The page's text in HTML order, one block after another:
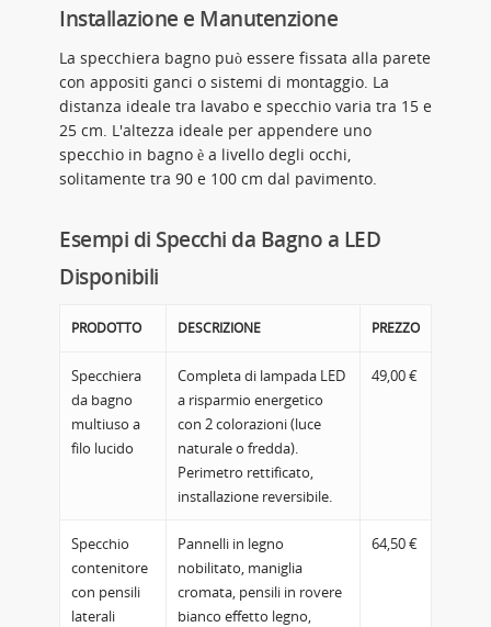
Installazione e Manutenzione
La specchiera bagno può essere fissata alla parete
con appositi ganci o sistemi di montaggio. La
distanza ideale tra lavabo e specchio varia tra 15 e
25 cm. L'altezza ideale per appendere uno
specchio in bagno è a livello degli occhi,
solitamente tra 90 e 100 cm dal pavimento.
Esempi di Specchi da Bagno a LED
Disponibili
PRODOTTO DESCRIZIONE PREZZO
Specchiera
da bagno
multiuso a
filo lucido
Completa di lampada LED
a risparmio energetico
con 2 colorazioni (luce
naturale o fredda).
Perimetro rettificato,
installazione reversibile.
49,00 €
Specchio
contenitore
con pensili
laterali
Pannelli in legno
nobilitato, maniglia
cromata, pensili in rovere
bianco effetto legno,
64,50 €